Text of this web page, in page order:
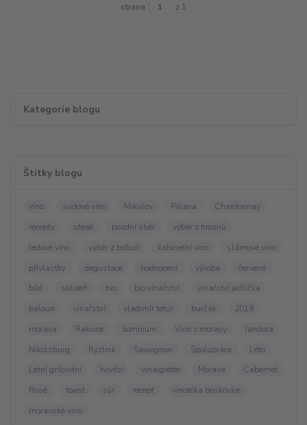
Kategorie blogu
Štítky blogu
víno sudové víno Mikulov Pálava
Chardonnay
recepty
steak pozdní sběr
výběr z hroznů
ledové víno
výběr z bobulí kabinetní víno
slámové víno
přívlastky
degustace hodnocení výroba
červené
bílé
sklizeň bio bio vinařství
vinařství jedlička
baloun
vinařství vladimír tetur burčák
2019
morava
Rakvice Somnium Víno z moravy
Jandora
Nikolsburg
Ryzlink Sauvignon Spolupráce
Léto
Letní grilování
hovězí vinaigrette Morava
Cabernet
Rosé
toast sýr recept
vinotéka boskovice
moravské víno
strana z 1